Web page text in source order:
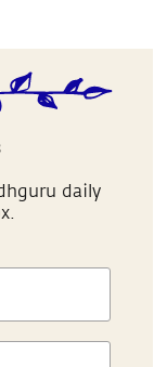
daily